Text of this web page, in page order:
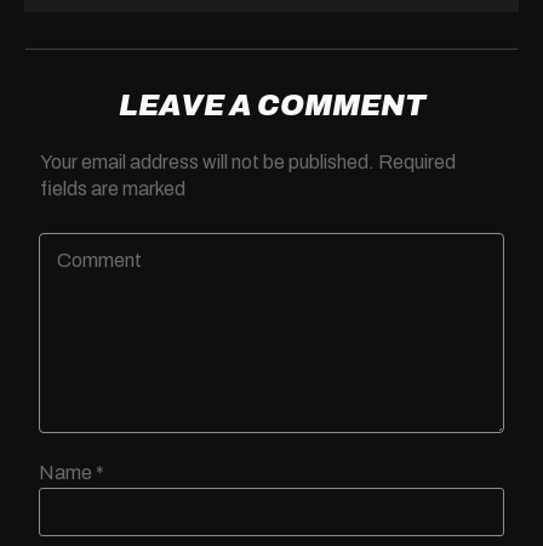
LEAVE A COMMENT
Your email address will not be published.
Required
fields are marked
Name *